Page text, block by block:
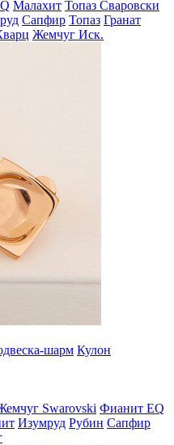
Малахит Топаз Сваровски
Сапфир Топаз Гранат
Жемчуг Иск.
шарм Кулон
Swarovski Фианит EQ
Изумруд Рубин Сапфир